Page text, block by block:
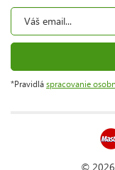
*Pravidlá spracovanie
©